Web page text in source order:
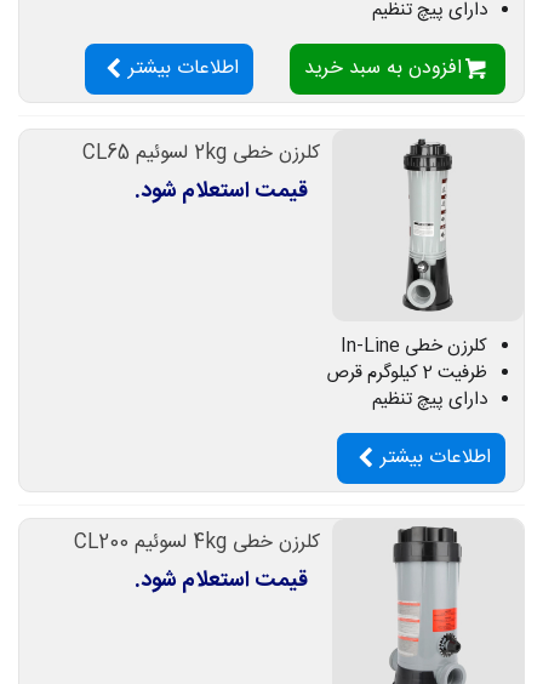
دارای پیچ تنظیم
افزودن به سبد خرید اطلاعات بیشتر
کلرزن خطی 2kg لسوئیم CL65
قیمت استعلام شود.
کلرزن خطی In-Line
ظرفیت 2 کیلوگرم قرص
دارای پیچ تنظیم
اطلاعات بیشتر
کلرزن خطی 4kg لسوئیم CL200
قیمت استعلام شود.